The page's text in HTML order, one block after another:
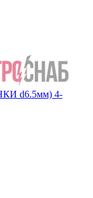
d6.5мм) 4-